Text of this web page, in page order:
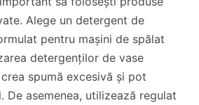
Alege un detergent de
pentru mașini de spălat
detergenților de vase
spumă excesivă și pot
De asemenea, utilizează regulat